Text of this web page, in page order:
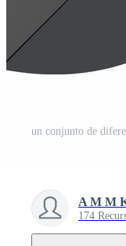
un conjunto de
A M M
174